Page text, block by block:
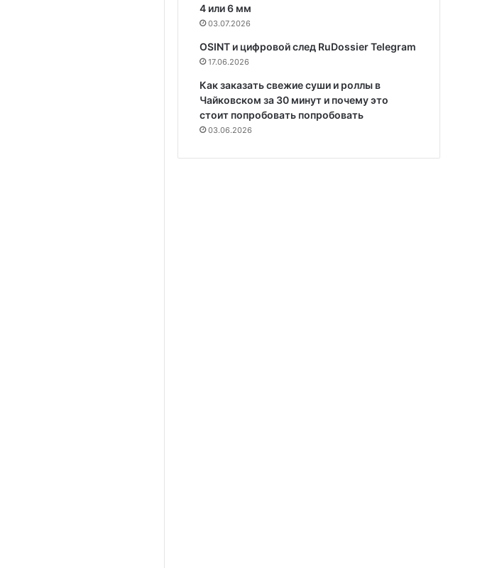
4 или 6 мм
03.07.2026
OSINT и цифровой след RuDossier Telegram
17.06.2026
Как заказать свежие суши и роллы в
Чайковском за 30 минут и почему это
стоит попробовать попробовать
03.06.2026